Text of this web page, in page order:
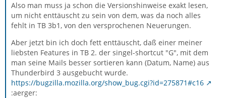
Also man muss ja schon die Versionshinweise exakt lesen,
um nicht enttäuscht zu sein von dem, was da noch alles
fehlt in TB 3b1, von den versprochenen Neuerungen.
Aber jetzt bin ich doch fett enttäuscht, daß einer meiner
liebsten Features in TB 2. der singel-shortcut "G", mit dem
man seine Mails besser sortieren kann (Datum, Name) aus
Thunderbird 3 ausgebucht wurde.
https://bugzilla.mozilla.org/show_bug.cgi?id=275871#c16
:aerger: